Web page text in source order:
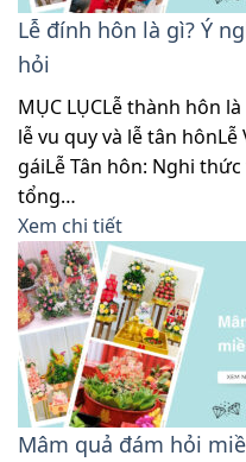
Lễ đính hôn là gì? Ý
hỏi
MỤC LỤCLễ thành hôn
lễ vu quy và lễ tân
gáiLễ Tân hôn: Nghi
tổng…
Xem chi tiết
Mâm quả đám hỏi